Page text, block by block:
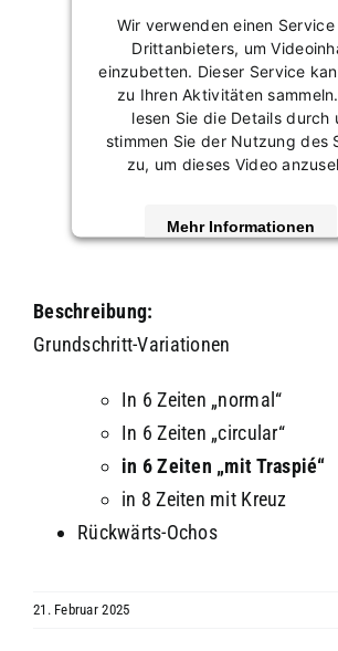
Wir verwenden einen Service
Drittanbieters, um
einzubetten. Dieser Service
zu Ihren Aktivitäten
lesen Sie die Details durch
stimmen Sie der Nutzung des
zu, um dieses Video
Mehr Informationen
powered by
Management Platform
Beschreibung:
Grundschritt-Variationen
In 6 Zeiten „normal“
In 6 Zeiten „circular“
in 6 Zeiten „mit Traspié“
in 8 Zeiten mit Kreuz
Rückwärts-Ochos
21. Februar 2025